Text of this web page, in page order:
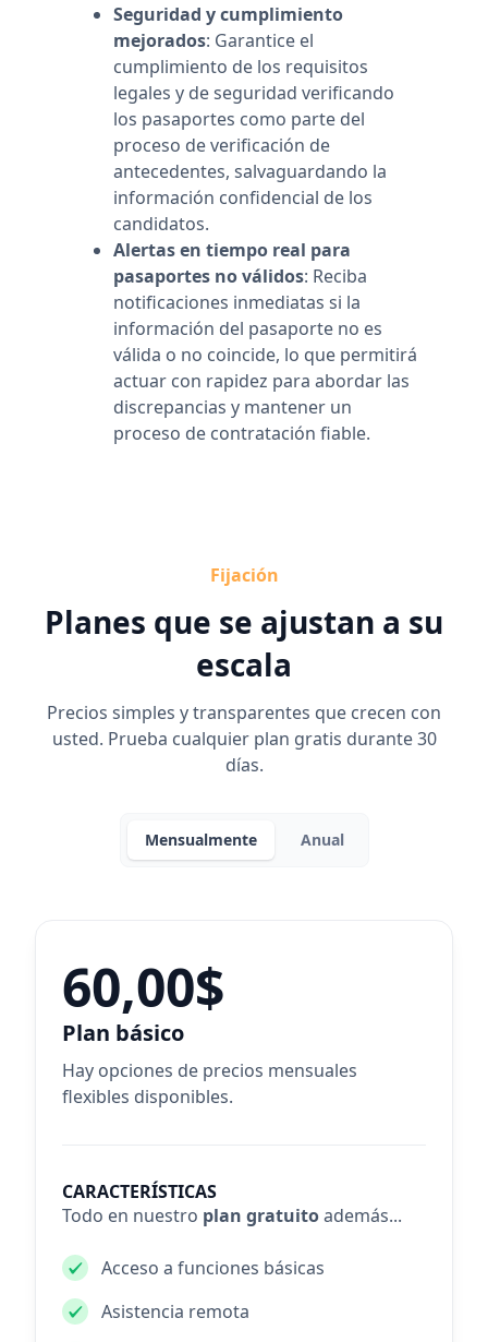
Seguridad y cumplimiento
mejorados: Garantice el
cumplimiento de los requisitos
legales y de seguridad verificando
los pasaportes como parte del
proceso de verificación de
antecedentes, salvaguardando la
información confidencial de los
candidatos.
Alertas en tiempo real para
pasaportes no válidos: Reciba
notificaciones inmediatas si la
información del pasaporte no es
válida o no coincide, lo que permitirá
actuar con rapidez para abordar las
discrepancias y mantener un
proceso de contratación fiable.
Fijación
Planes que se ajustan a su
escala
Precios simples y transparentes que crecen con
usted. Prueba cualquier plan gratis durante 30
días.
Mensualmente Anual
Plan básico
Hay opciones de precios mensuales
flexibles disponibles.
60,00$
CARACTERÍSTICAS
Todo en nuestro plan gratuitoademás...
Acceso a funciones básicas
Asistencia remota